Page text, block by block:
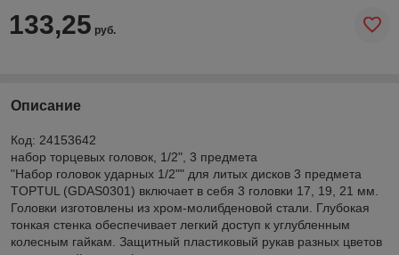
133,25 руб.
Описание
Код: 24153642
набор торцевых головок, 1/2", 3 предмета
"Набор головок ударных 1/2"" для литых дисков 3 предмета
TOPTUL (GDAS0301) включает в себя 3 головки 17, 19, 21 мм.
Головки изготовлены из хром-молибденовой стали. Глубокая
тонкая стенка обеспечивает легкий доступ к углубленным
колесным гайкам. Защитный пластиковый рукав разных цветов